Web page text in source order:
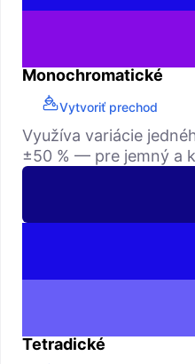
Monochromatické
Vytvoriť prechod
Využíva variácie
±50 % — pre jemný a
Tetradické